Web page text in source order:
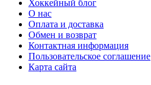
Хоккейный блог
О нас
Оплата и доставка
Обмен и возврат
Контактная информация
Пользовательское соглашение
Карта сайта